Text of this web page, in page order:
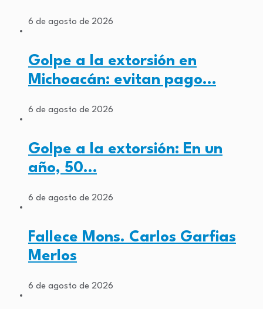
6 de agosto de 2026
Golpe a la extorsión en
Michoacán: evitan pago…
6 de agosto de 2026
Golpe a la extorsión: En un
año, 50…
6 de agosto de 2026
Fallece Mons. Carlos Garfias
Merlos
6 de agosto de 2026